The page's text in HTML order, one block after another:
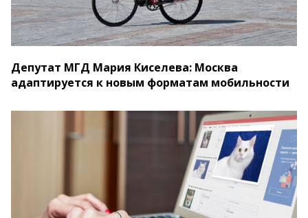
Депутат МГД Мария Киселева: Москва
адаптируется к новым форматам мобильности